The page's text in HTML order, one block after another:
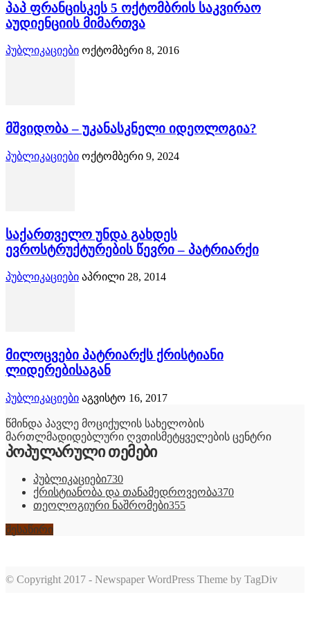
პაპ ფრანცისკეს 5 ოქტომბრის საკვირაო
აუდიენციის მიმართვა
პუბლიკაციები ოქტომბერი 8, 2016
მშვიდობა – უკანასკნელი იდეოლოგია?
პუბლიკაციები ოქტომბერი 9, 2024
საქართველო უნდა გახდეს
ევროსტრუქტურების წევრი – პატრიარქი
პუბლიკაციები აპრილი 28, 2014
მილოცვები პატრიარქს ქრისტიანი
ლიდერებისაგან
პუბლიკაციები აგვისტო 16, 2017
წმინდა პავლე მოციქულის სახელობის
მართლმადიდებლური ღვთისმეტყველების ცენტრი
პოპულარული თემები
პუბლიკაციები730
ქრისტიანობა და თანამედროვეობა370
თეოლოგიური ნაშრომები355
შესაწირი
© Copyright 2017 - Newspaper WordPress Theme by TagDiv